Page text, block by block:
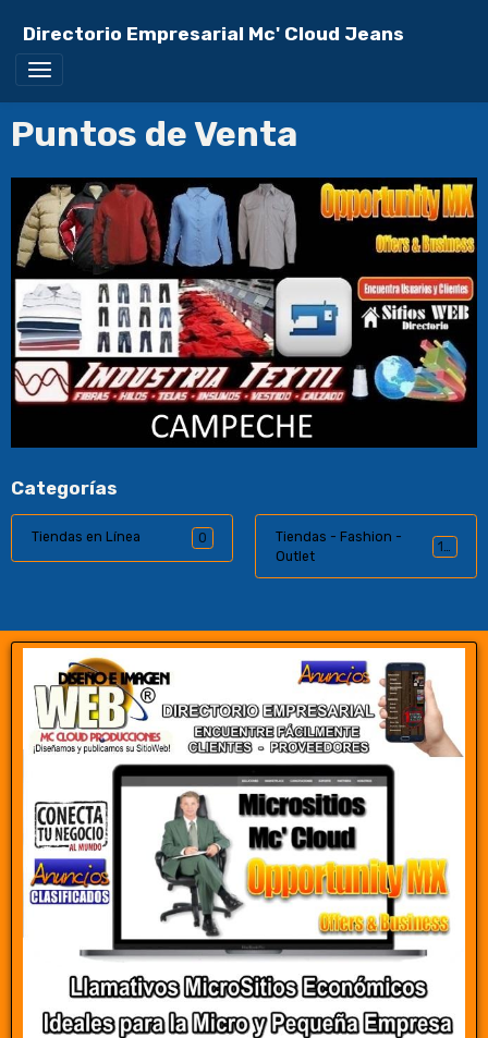
Directorio Empresarial Mc' Cloud Jeans
Puntos de Venta
Categorías
Tiendas en Línea 0
Tiendas - Fashion -
Outlet
12